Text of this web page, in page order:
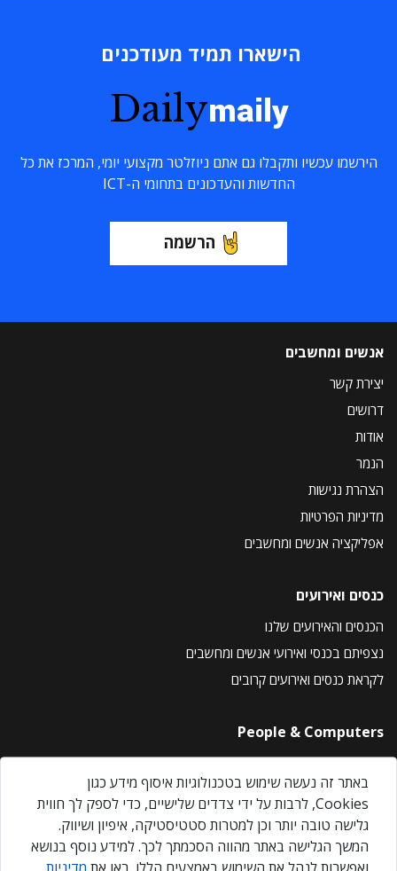
הישארו תמיד מעודכנים
Dailymaily
הירשמו עכשיו ותקבלו גם אתם ניוזלטר מקצועי יומי, המרכז את כל
החדשות והעדכונים בתחומי ה-ICT
הרשמה
אנשים ומחשבים
יצירת קשר
דרושים
אודות
הנמר
הצהרת נגישות
מדיניות הפרטיות
אפליקציה אנשים ומחשבים
כנסים ואירועים
הכנסים והאירועים שלנו
נצפיתם בכנסי ואירועי אנשים ומחשבים
לקראת כנסים ואירועים קרובים
People & Computers
About Us
Privacy Policy
Contact Us
Our Events
באתר זה נעשה שימוש בטכנולוגיות איסוף מידע כגון
Cookies, לרבות על ידי צדדים שלישיים, כדי לספק לך חווית
גלישה טובה יותר וכן למטרות סטטיסטיקה, איפיון ושיווק.
המשך הגלישה באתר מהווה הסכמתך לכך. למידע נוסף בנושא